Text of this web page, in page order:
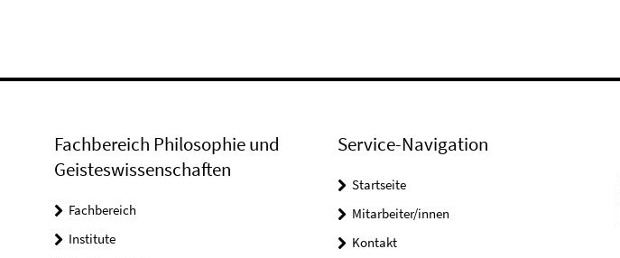
Fachbereich Philosophie und
Geisteswissenschaften
Fachbereich
Institute
Service-Navigation
Startseite
Mitarbeiter/innen
Kontakt